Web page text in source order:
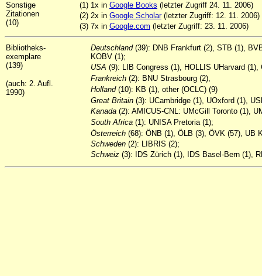
Sonstige
Zitationen
(10)
(1) 1x in Google Books (letzter Zugriff 24. 11. 2006)
(2) 2x in Google Scholar(letzter Zugriff: 12. 11. 2006)
(3) 7x in Google.com (letzter Zugriff: 23. 11. 2006)
Bibliotheks-
exemplare
(139)
(auch: 2. Aufl.
1990)
Deutschland(39): DNB Frankfurt (2), STB (1),
KOBV (1);
USA (9): LIB Congress (1), HOLLIS UHarvard
Frankreich (2): BNU Strasbourg (2),
Holland(10): KB (1), other (OCLC) (9)
Great Britain (3): UCambridge (1), UOxford (1),
Kanada (2): AMICUS-CNL: UMcGill Toronto (1),
South Africa (1): UNISA Pretoria (1);
Österreich (68): ÖNB (1), ÖLB (3), ÖVK (57), UB
Schweden (2): LIBRIS (2);
Schweiz (3): IDS Zürich (1), IDS Basel-Bern (1),